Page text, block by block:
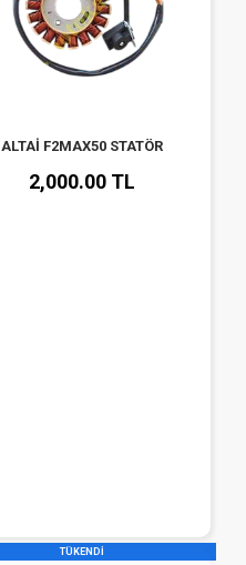
ALTAİ F2MAX50 STATÖR
2,000.00 TL
TÜKENDİ